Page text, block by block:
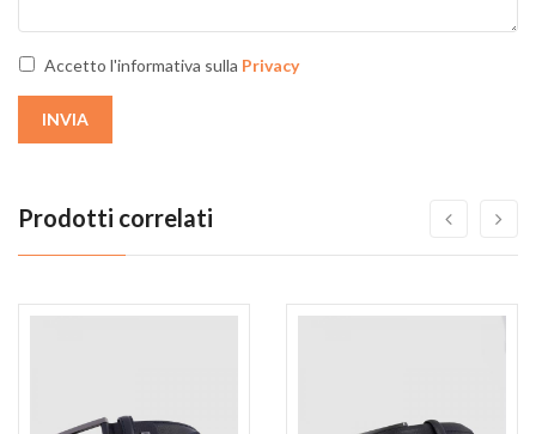
Accetto l'informativa sulla Privacy
INVIA
Prodotti correlati